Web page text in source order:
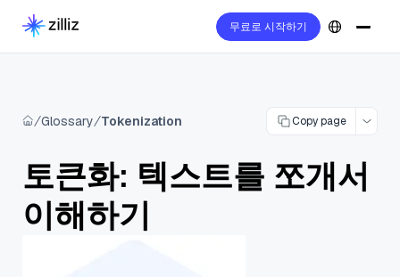
무료로 시작하기
Glossary Tokenization Copy page
토큰화: 텍스트를 쪼개서
이해하기